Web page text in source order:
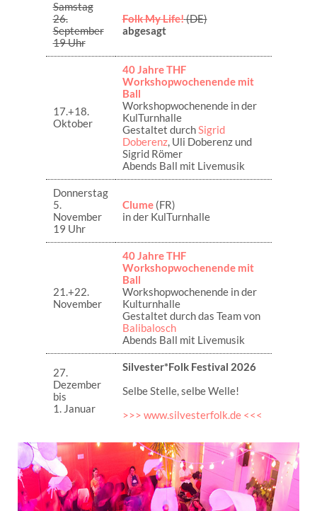
Samstag
26.
September
19 Uhr
Folk My Life!(DE)
abgesagt
17.+18.
Oktober
40 Jahre THF
Workshopwochenende mit
Ball
Workshopwochenende in der
KulTurnhalle
Gestaltet durchSigrid
Doberenz, Uli Doberenz und
Sigrid Römer
Abends Ball mit Livemusik
Donnerstag
5.
November
19 Uhr
Clume (FR)
in der KulTurnhalle
21.+22.
November
40 Jahre THF
Workshopwochenende mit
Ball
Workshopwochenende in der
Kulturnhalle
Gestaltet durch das Team von
Balibalosch
Abends Ball mit Livemusik
27.
Dezember
bis
1. Januar
Silvester*Folk Festival 2026
Selbe Stelle, selbe Welle!
>>> www.silvesterfolk.de <<<